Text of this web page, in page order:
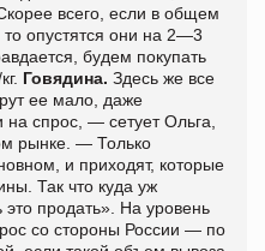
всего, если в общем
опустятся они на 2—3
будем покупать
Говядина. Здесь же все
ее мало, даже
спрос, — сетует Ольга,
рынке. — Только
и приходят, которые
Так что куда уж
продать». На уровень
со стороны России — по